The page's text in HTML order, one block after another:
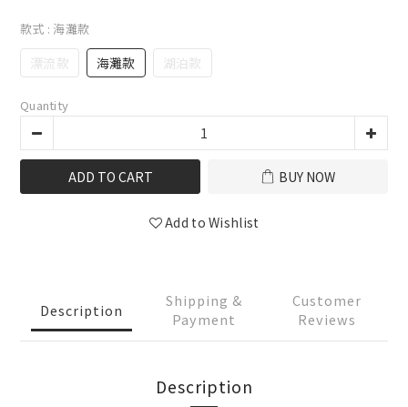
款式 : 海灘款
漂流款 海灘款 湖泊款
Quantity
ADD TO CART BUY NOW
Add to Wishlist
Description
Shipping &
Payment
Customer
Reviews
Description